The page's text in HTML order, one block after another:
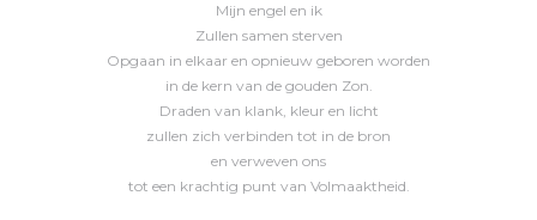
Mijn engel en ik
Zullen samen sterven
Opgaan in elkaar en opnieuw geboren worden
in de kern van de gouden Zon.
Draden van klank, kleur en licht
zullen zich verbinden tot in de bron
en verweven ons
tot een krachtig punt van Volmaaktheid.